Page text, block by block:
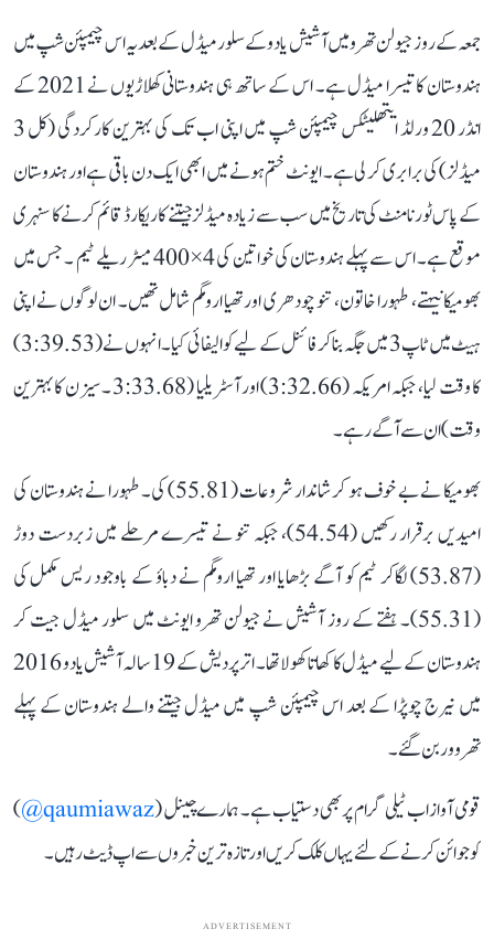
جمعہ کے روز جیولن تھرو میں آشیش یادو کے سلور میڈل کے بعد یہ اس چیمپئن شپ میں
ہندوستان کا تیسرا میڈل ہے۔ اس کے ساتھ ہی ہندوستانی کھلاڑیوں نے 2021 کے
انڈر 20 ورلڈ ایتھلیٹکس چیمپئن شپ میں اپنی اب تک کی بہترین کارکردگی (کل 3
میڈلز) کی برابری کر لی ہے۔ ایونٹ ختم ہونے میں ابھی ایک دن باقی ہے اور ہندوستان
کے پاس ٹورنامنٹ کی تاریخ میں سب سے زیادہ میڈلز جیتنے کا ریکارڈ قائم کرنے کا سنہری
موقع ہے۔ اس سے پہلے ہندوستان کی خواتین کی 4×400 میٹر ریلے ٹیم ۔ جس میں
بھومیکا نیہتے، طہورا خاتون، تنو چودھری اور تھیا ارومگم شامل تھیں۔ ان لوگوں نے اپنی
ہیٹ میں ٹاپ 3 میں جگہ بنا کر فائنل کے لیے کوالیفائی کیا۔ انہوں نے (3:39.53)
کا وقت لیا، جبکہ امریکہ (3:32.66) اور آسٹریلیا (3:33.68 ۔ سیزن کا بہترین
وقت) ان سے آگے رہے۔
بھومیکا نے بے خوف ہو کر شاندار شروعات (55.81) کی۔ طہورا نے ہندوستان کی
امیدیں برقرار رکھیں (54.54)، جبکہ تنو نے تیسرے مرحلے میں زبردست دوڑ
(53.87) لگاکر ٹیم کو آگے بڑھایا اور تھیا ارومگم نے دباؤ کے باوجود ریس مکمل کی
(55.31)۔ ہفتے کے روز آشیش نے جیولن تھرو ایونٹ میں سلور میڈل جیت کر
ہندوستان کے لیے میڈل کا کھاتا کھولا تھا۔ اتر پردیش کے 19 سالہ آشیش یادو 2016
میں نیرج چوپڑا کے بعد اس چیمپئن شپ میں میڈل جیتنے والے ہندوستان کے پہلے
تھروور بن گئے۔
قومی آواز اب ٹیلی گرام پر بھی دستیاب ہے۔ ہمارے چینل (qaumiawaz@
)
کو جوائن کرنے کے لئے یہاں کلک کریں اور تازہ ترین خبروں سے اپ ڈیٹ رہیں۔
ADVERTISEMENT